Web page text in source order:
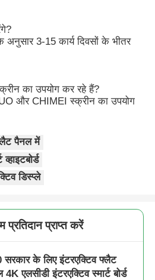
3-15 कार्य दिवसों के भीतर
का उपयोग कर रहे हैं?
और CHIMEI स्क्रीन का उपयोग
पैनल में
डिस्प्ले
प्रतिदान प्राप्त करें
सरकार के लिए इंटरएक्टिव फ्लैट
एलसीडी इंटरएक्टिव स्मार्ट बोर्ड